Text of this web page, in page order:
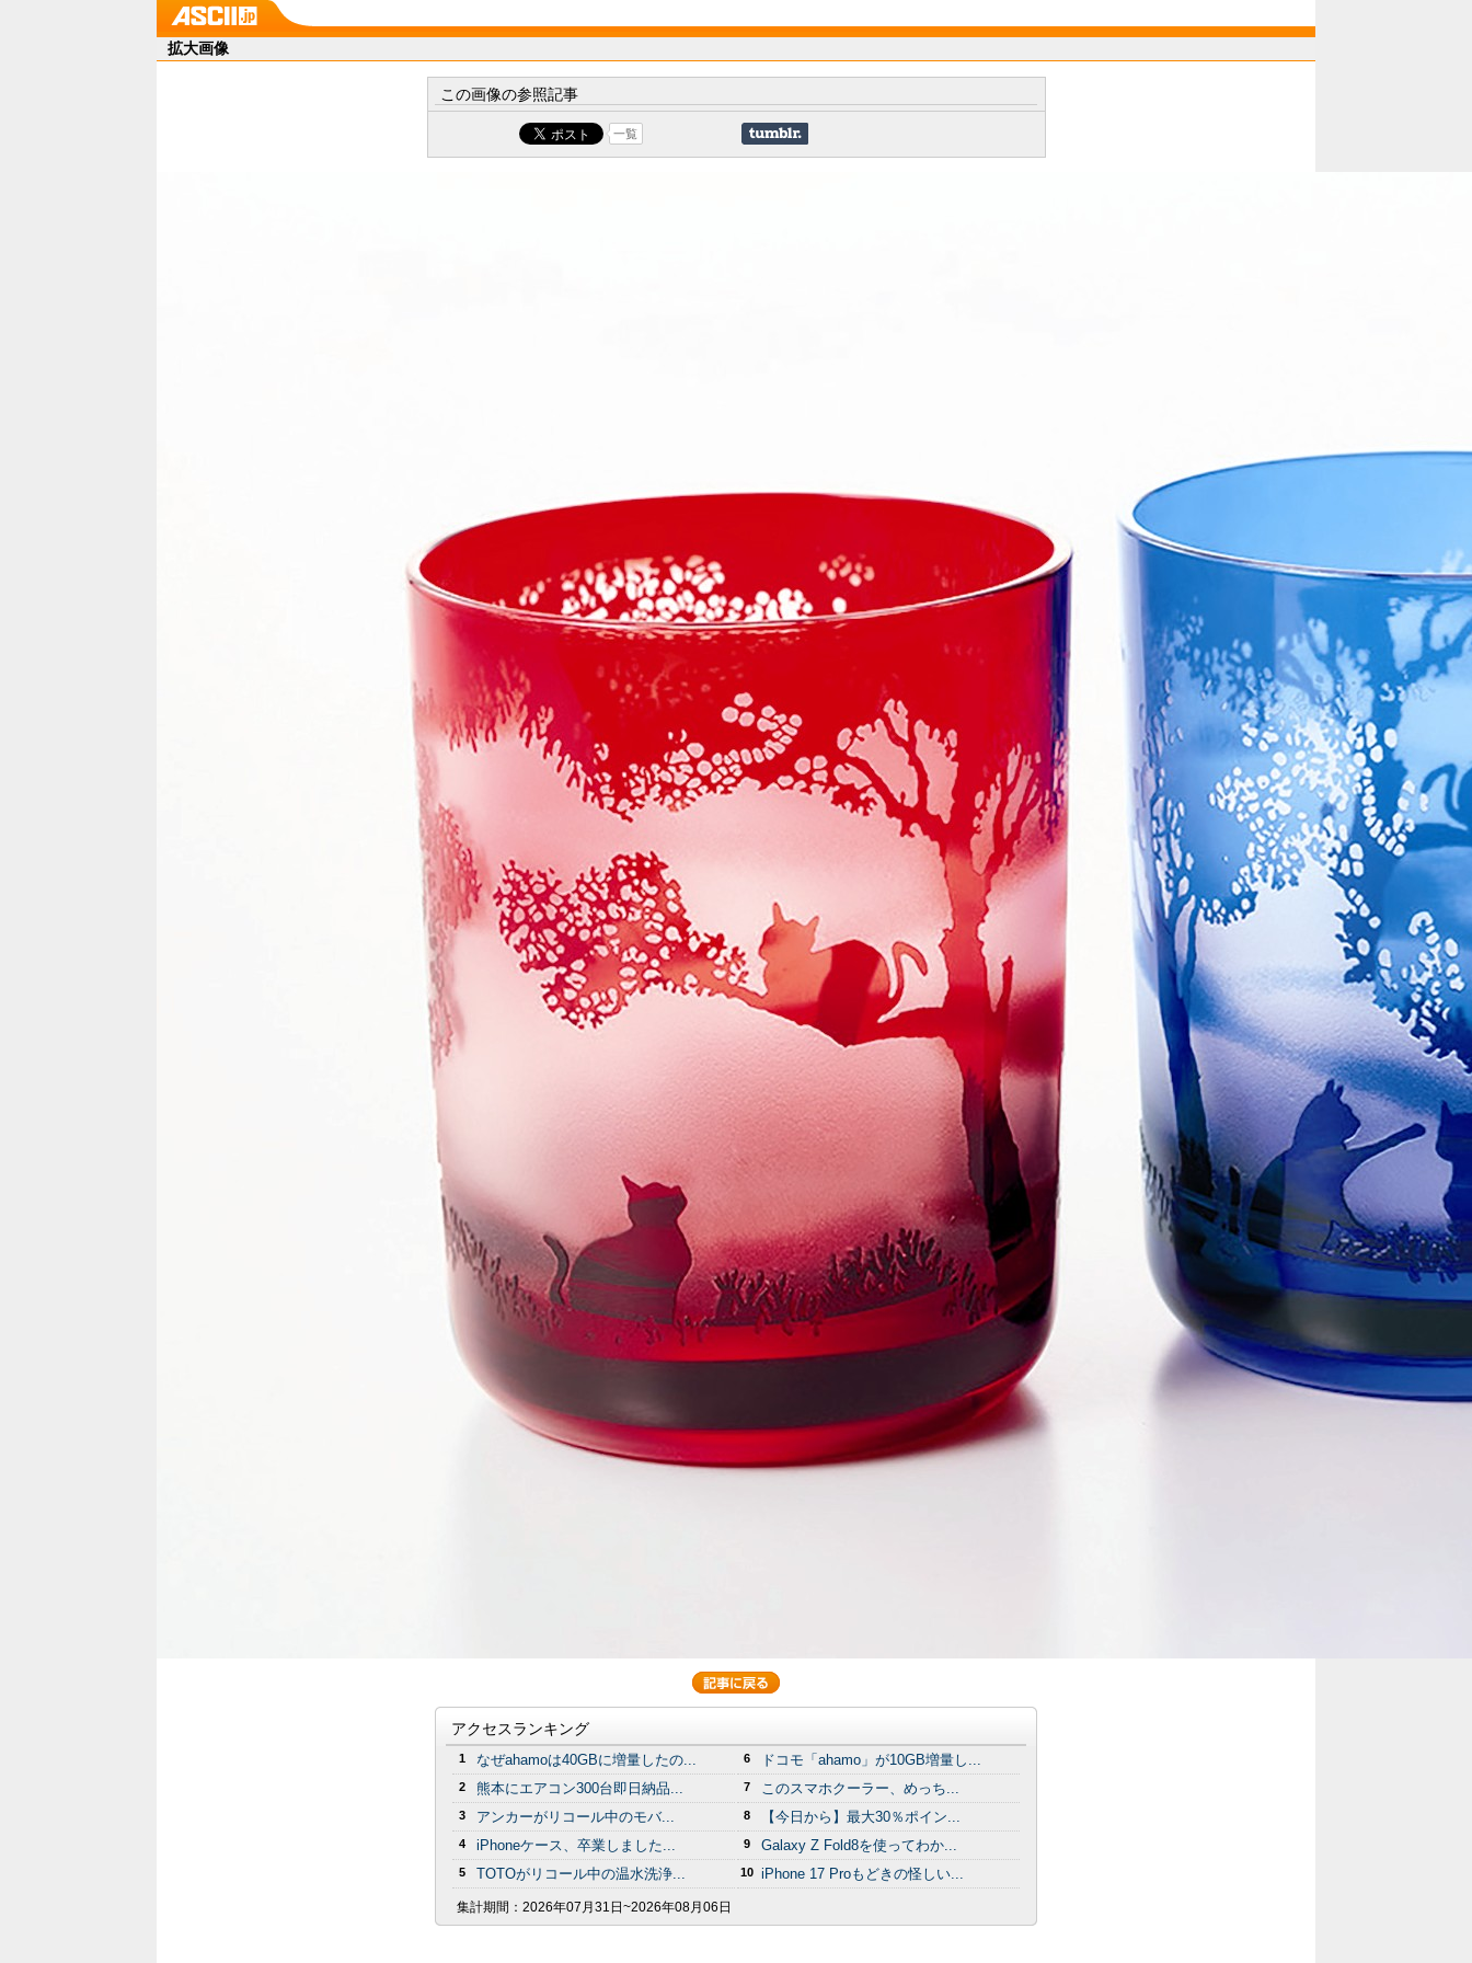
拡大画像
この画像の参照記事
一覧
アクセスランキング
1 なぜahamoは40GBに増量したの...
2 熊本にエアコン300台即日納品...
3 アンカーがリコール中のモバ...
4 iPhoneケース、卒業しました...
5 TOTOがリコール中の温水洗浄...
6 ドコモ「ahamo」が10GB増量し...
7 このスマホクーラー、めっち...
8 【今日から】最大30％ポイン...
9 Galaxy Z Fold8を使ってわか...
10 iPhone 17 Proもどきの怪しい...
集計期間： 2026年07月31日~2026年08月06日